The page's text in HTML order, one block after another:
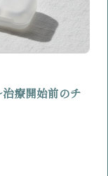
療開始前のチ